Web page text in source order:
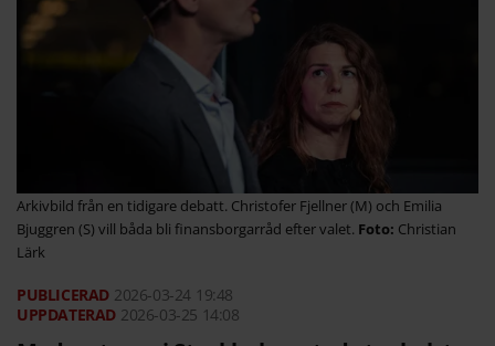
Arkivbild från en tidigare debatt. Christofer Fjellner (M) och Emilia
Bjuggren (S) vill båda bli finansborgarråd efter valet.
Christian
Lärk
2026-03-24 19:48
2026-03-25 14:08